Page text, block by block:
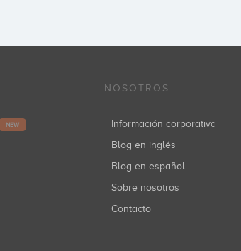
NEW
NOSOTROS
Información corporativa
Blog en inglés
Blog en español
Sobre nosotros
Contacto